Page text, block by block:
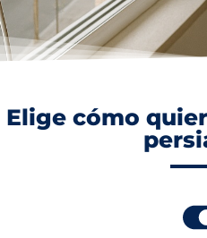
Elige cómo